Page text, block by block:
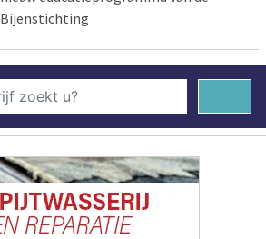
Bijenstichting